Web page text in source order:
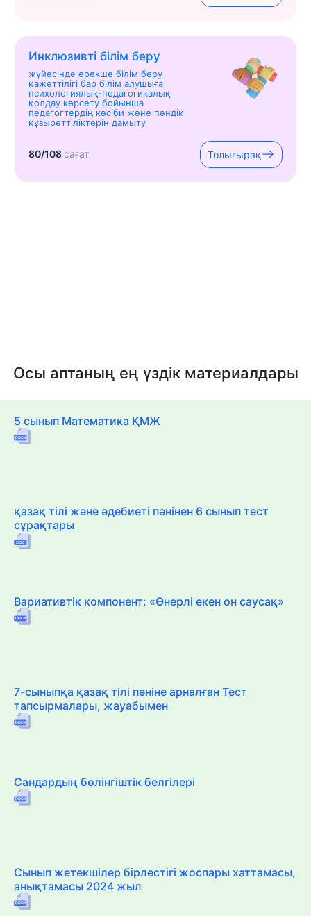
Инклюзивті білім беру
жүйесінде ерекше білім беру
қажеттілігі бар білім алушыға
психологиялық-педагогикалық
қолдау көрсету бойынша
педагогтердің кәсіби және пәндік
құзыреттіліктерін дамыту
80/108сағат Толығырақ
Осы аптаның ең үздік материалдары
5 сынып Математика ҚМЖ
қазақ тілі және әдебиеті пәнінен 6 сынып тест
сұрақтары
Вариативтік компонент: «Өнерлі екен он саусақ»
7-сыныпқа қазақ тілі пәніне арналған Тест
тапсырмалары, жауабымен
Сандардың бөлінгіштік белгілері
Сынып жетекшілер бірлестігі жоспары хаттамасы,
анықтамасы 2024 жыл